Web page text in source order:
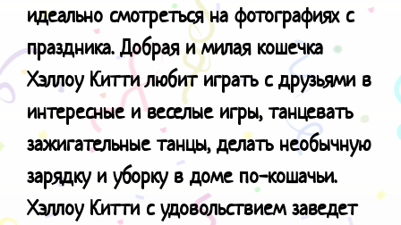
идеально смотреться на фотографиях с
праздника. Добрая и милая кошечка
Хэллоу Китти любит играть с друзьями в
интересные и веселые игры, танцевать
зажигательные танцы, делать необычную
зарядку и уборку в доме по-кошачьи.
Хэллоу Китти с удовольствием заведет